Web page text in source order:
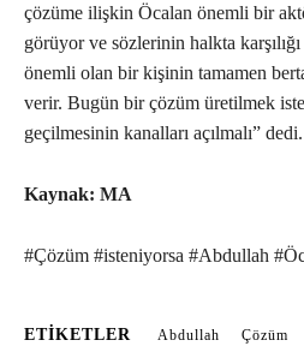
çözüme ilişkin Öcalan önemli bir
görüyor ve sözlerinin halkta
önemli olan bir kişinin tamamen
verir. Bugün bir çözüm üretilmek
geçilmesinin kanalları açılmalı” dedi.
Kaynak: MA
#Çözüm #isteniyorsa #Abdullah
ETIKETLER Abdullah Çözüm